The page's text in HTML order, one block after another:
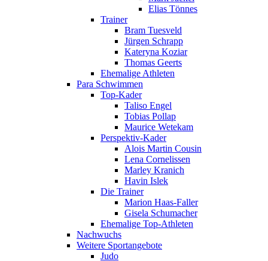
Elias Tönnes
Trainer
Bram Tuesveld
Jürgen Schrapp
Kateryna Koziar
Thomas Geerts
Ehemalige Athleten
Para Schwimmen
Top-Kader
Taliso Engel
Tobias Pollap
Maurice Wetekam
Perspektiv-Kader
Alois Martin Cousin
Lena Cornelissen
Marley Kranich
Havin Islek
Die Trainer
Marion Haas-Faller
Gisela Schumacher
Ehemalige Top-Athleten
Nachwuchs
Weitere Sportangebote
Judo